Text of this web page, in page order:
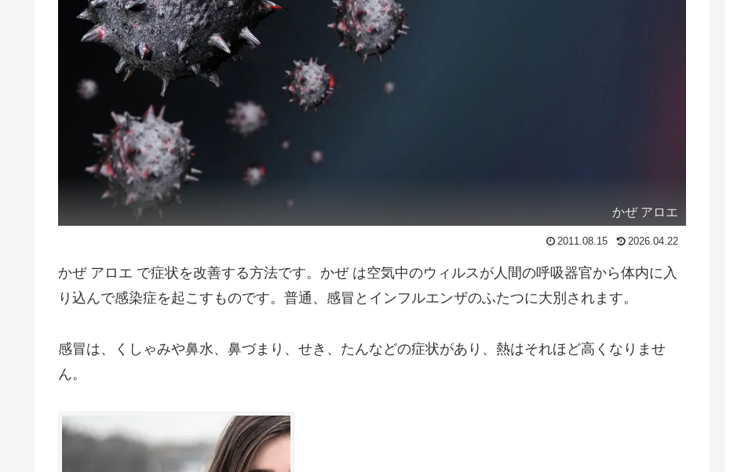
かぜ アロエ
2011.08.15 2026.04.22
かぜ アロエ で症状を改善する方法です。かぜ は空気中のウィルスが人間の呼吸器官から体内に入
り込んで感染症を起こすものです。普通、感冒とインフルエンザのふたつに大別されます。
感冒は、くしゃみや鼻水、鼻づまり、せき、たんなどの症状があり、熱はそれほど高くなりませ
ん。